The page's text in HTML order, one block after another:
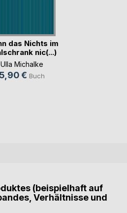
das Nichts im
nic(...)
Ulla Michalke
5,90 € Buch
(beispielhaft auf
Verhältnisse und